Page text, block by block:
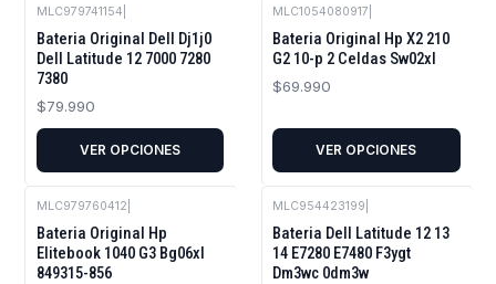
MLC979741154
Bateria Original Dell Dj1j0
Dell Latitude 12 7000 7280
7380
$79.990
VER OPCIONES
MLC1054080917
Bateria Original Hp X2 210
G2 10-p 2 Celdas Sw02xl
$69.990
VER OPCIONES
MLC979760412
Bateria Original Hp
Elitebook 1040 G3 Bg06xl
849315-856
MLC954423199
Bateria Dell Latitude 12 13
14 E7280 E7480 F3ygt
Dm3wc 0dm3w